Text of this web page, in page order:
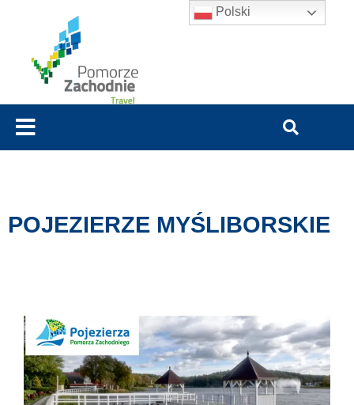
POJEZIERZE MYŚLIBORSKIE
Polski